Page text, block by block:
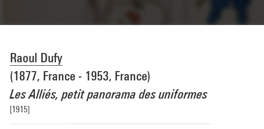
Raoul Dufy
(1877, France - 1953, France)
Les Alliés, petit panorama des uniformes
[1915]